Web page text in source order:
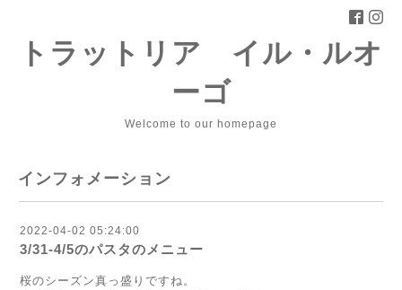
トラットリア イル・ルオ
ーゴ
Welcome to our homepage
インフォメーション
2022-04-02 05:24:00
3/31-4/5のパスタのメニュー
桜のシーズン真っ盛りですね。